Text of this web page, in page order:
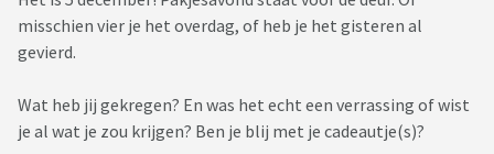
misschien vier je het overdag, of heb je het gisteren al
gevierd.
Wat heb jij gekregen? En was het echt een verrassing of wist
je al wat je zou krijgen? Ben je blij met je cadeautje(s)?